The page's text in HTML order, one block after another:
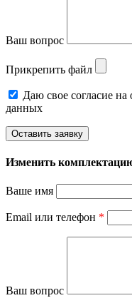
Ваш вопрос
Прикрепить файл
Даю свое согласие
данных
Изменить
Ваше имя
Email или телефон *
Ваш вопрос